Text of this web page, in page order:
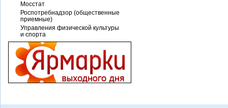
Мосстат
Роспотребнадзор (общественные
приемные)
Управления физической культуры
и спорта